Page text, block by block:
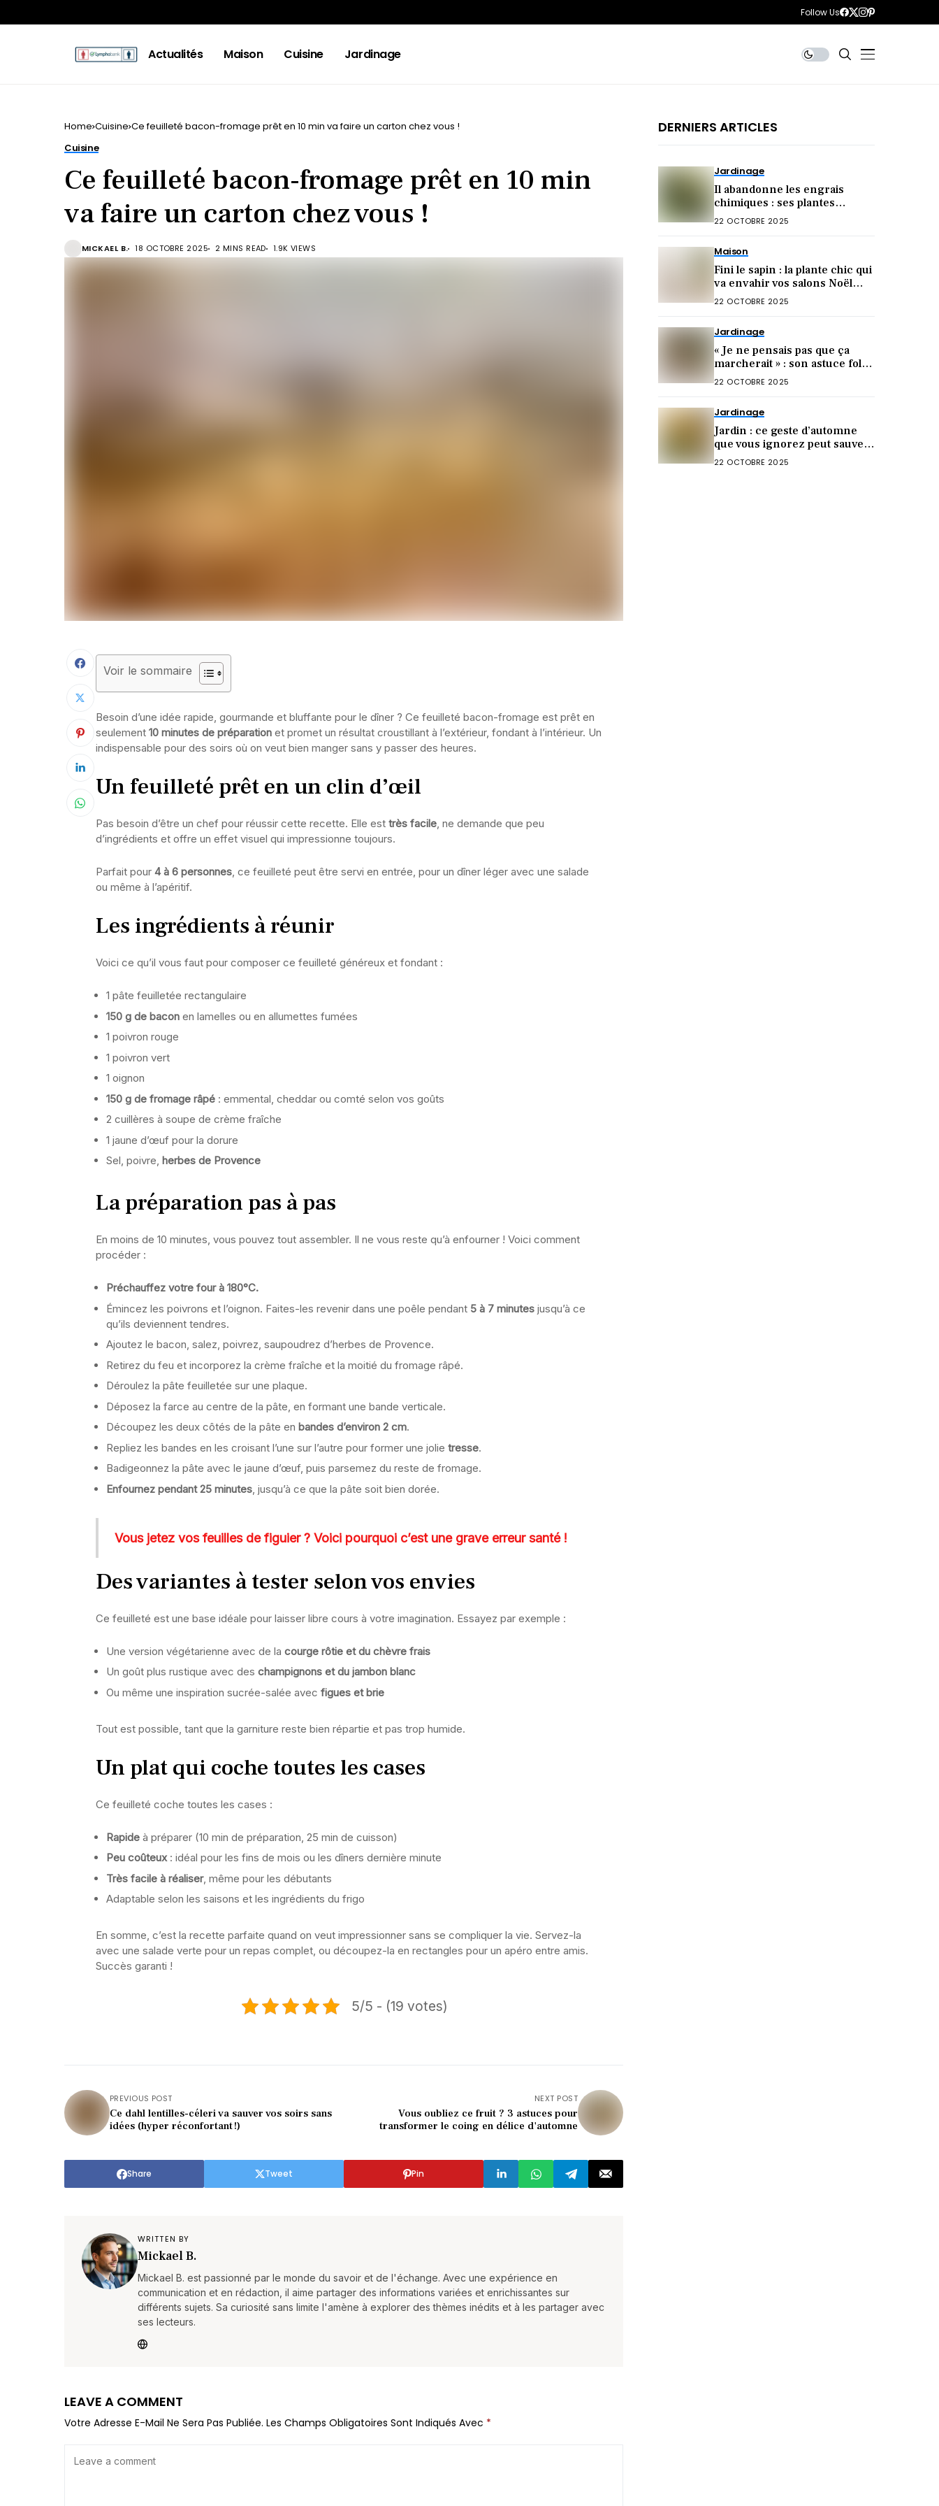
Follow Us
Actualités Maison Cuisine Jardinage
Home Cuisine Ce feuilleté bacon-fromage prêt en 10 min va faire un carton chez vous !
Cuisine
Ce feuilleté bacon-fromage prêt en 10 min
va faire un carton chez vous !
MICKAEL B. 18 OCTOBRE 2025 2 MINS READ 1.9K VIEWS
Voir le sommaire
Besoin d’une idée rapide, gourmande et bluffante pour le dîner ? Ce feuilleté bacon-fromage est prêt en
seulement 10 minutes de préparation et promet un résultat croustillant à l’extérieur, fondant à l’intérieur. Un
indispensable pour des soirs où on veut bien manger sans y passer des heures.
Un feuilleté prêt en un clin d’œil
Pas besoin d’être un chef pour réussir cette recette. Elle est très facile, ne demande que peu
d’ingrédients et offre un effet visuel qui impressionne toujours.
Parfait pour 4 à 6 personnes, ce feuilleté peut être servi en entrée, pour un dîner léger avec une salade
ou même à l’apéritif.
Les ingrédients à réunir
Voici ce qu’il vous faut pour composer ce feuilleté généreux et fondant :
1 pâte feuilletée rectangulaire
150 g de bacon en lamelles ou en allumettes fumées
1 poivron rouge
1 poivron vert
1 oignon
150 g de fromage râpé : emmental, cheddar ou comté selon vos goûts
2 cuillères à soupe de crème fraîche
1 jaune d’œuf pour la dorure
Sel, poivre, herbes de Provence
La préparation pas à pas
En moins de 10 minutes, vous pouvez tout assembler. Il ne vous reste qu’à enfourner ! Voici comment
procéder :
Préchauffez votre four à 180°C.
Émincez les poivrons et l’oignon. Faites-les revenir dans une poêle pendant 5 à 7 minutes jusqu’à ce
qu’ils deviennent tendres.
Ajoutez le bacon, salez, poivrez, saupoudrez d’herbes de Provence.
Retirez du feu et incorporez la crème fraîche et la moitié du fromage râpé.
Déroulez la pâte feuilletée sur une plaque.
Déposez la farce au centre de la pâte, en formant une bande verticale.
Découpez les deux côtés de la pâte en bandes d’environ 2 cm.
Repliez les bandes en les croisant l’une sur l’autre pour former une jolie tresse.
Badigeonnez la pâte avec le jaune d’œuf, puis parsemez du reste de fromage.
Enfournez pendant 25 minutes , jusqu’à ce que la pâte soit bien dorée.
Vous jetez vos feuilles de figuier ? Voici pourquoi c’est une grave erreur santé !
Des variantes à tester selon vos envies
Ce feuilleté est une base idéale pour laisser libre cours à votre imagination. Essayez par exemple :
Une version végétarienne avec de la courge rôtie et du chèvre frais
Un goût plus rustique avec des champignons et du jambon blanc
Ou même une inspiration sucrée-salée avec figues et brie
Tout est possible, tant que la garniture reste bien répartie et pas trop humide.
Un plat qui coche toutes les cases
Ce feuilleté coche toutes les cases :
Rapide à préparer (10 min de préparation, 25 min de cuisson)
Peu coûteux: idéal pour les fins de mois ou les dîners dernière minute
Très facile à réaliser, même pour les débutants
Adaptable selon les saisons et les ingrédients du frigo
En somme, c’est la recette parfaite quand on veut impressionner sans se compliquer la vie. Servez-la
avec une salade verte pour un repas complet, ou découpez-la en rectangles pour un apéro entre amis.
Succès garanti !
5/5 - (19 votes)
PREVIOUS POST
Ce dahl lentilles-céleri va sauver vos soirs sans
idées (hyper réconfortant !)
NEXT POST
Vous oubliez ce fruit ? 3 astuces pour
transformer le coing en délice d'automne
Share Tweet Pin
WRITTEN BY
Mickael B.
Mickael B. est passionné par le monde du savoir et de l'échange. Avec une expérience en
communication et en rédaction, il aime partager des informations variées et enrichissantes sur
différents sujets. Sa curiosité sans limite l'amène à explorer des thèmes inédits et à les partager avec
ses lecteurs.
LEAVE A COMMENT
Votre Adresse E-Mail Ne Sera Pas Publiée. Les Champs Obligatoires Sont Indiqués Avec *
DERNIERS ARTICLES
Jardinage
Il abandonne les engrais
chimiques : ses plantes
explosent de santé (voici son
22 OCTOBRE 2025
Maison
Fini le sapin : la plante chic qui
va envahir vos salons Noël
2025 !
22 OCTOBRE 2025
Jardinage
« Je ne pensais pas que ça
marcherait » : son astuce folle
pour multiplier le romarin en
22 OCTOBRE 2025
Jardinage
Jardin : ce geste d’automne
que vous ignorez peut sauver
des écureuils l’hiver
22 OCTOBRE 2025